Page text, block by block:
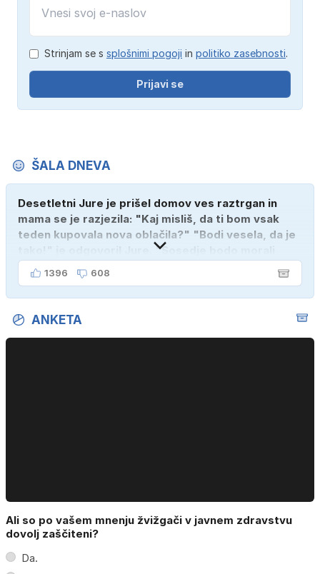
Strinjam se s splošnimi pogoji in politiko zasebnosti.
Prijavi se
ŠALA DNEVA
Desetletni Jure je prišel domov ves raztrgan in
mama se je razjezila: "Kaj misliš, da ti bom vsak
teden kupovala nova oblačila?" "Bodi vesela, da je
tako!" je odgovoril Jure. "Sosedje bodo morali
kupiti novega sina, tako sem ga prebutal!"
1396 608
ANKETA
Ali so po vašem mnenju žvižgači v javnem zdravstvu
dovolj zaščiteni?
Da.